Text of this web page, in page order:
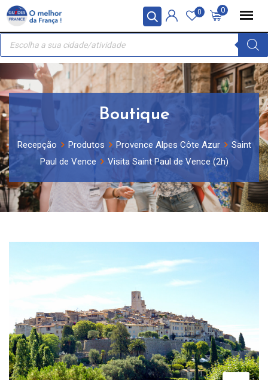
Painel de Gerenciamento de Cookies
Skip
content
0
0
Recherche
produits
Boutique
Recepção Produtos Provence Alpes Côte Azur
Saint
Paul de Vence
Visita Saint Paul de Vence (2h)